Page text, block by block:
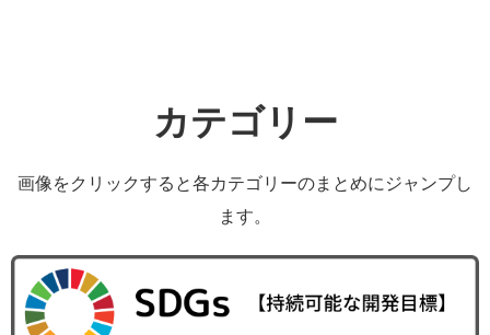
カテゴリー
画像をクリックすると各カテゴリーのまとめにジャンプし
ます。